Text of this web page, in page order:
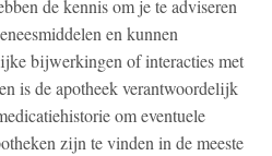
de kennis om je te adviseren
en kunnen
bijwerkingen of interacties met
is de apotheek verantwoordelijk
om eventuele
zijn te vinden in de meeste